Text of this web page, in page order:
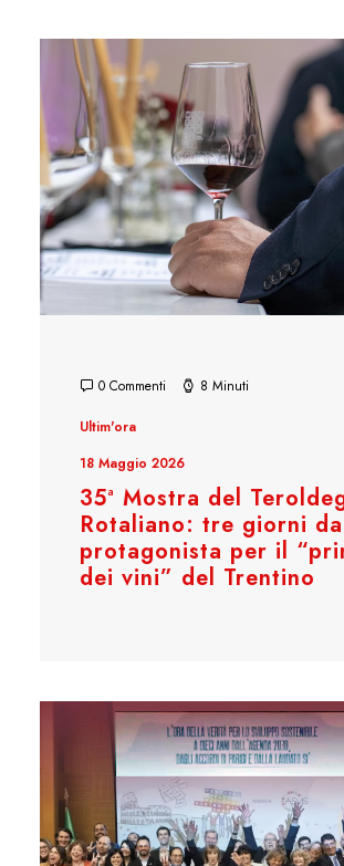
0 Commenti 8 Minuti
Ultim'ora
18 Maggio 2026
35ª Mostra del
Rotaliano: tre giorni da
protagonista per il
dei vini” del Trentino